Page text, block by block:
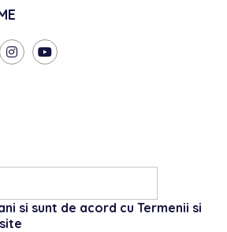
si sunt de acord cu Termenii si